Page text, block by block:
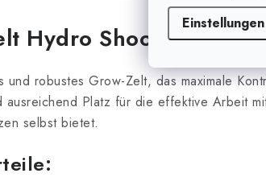
Einstellungen
Hydro Shoot
und robustes Grow-Zelt, das maximale
ausreichend Platz für die effektive Arbeit
selbst bietet.